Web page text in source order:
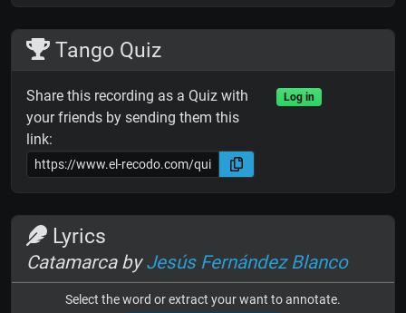
Tango Quiz
Share this recording as a Quiz with
your friends by sending them this
link:
Log in
Lyrics
Catamarca byJesús Fernández Blanco
Select the word or extract your want to annotate.